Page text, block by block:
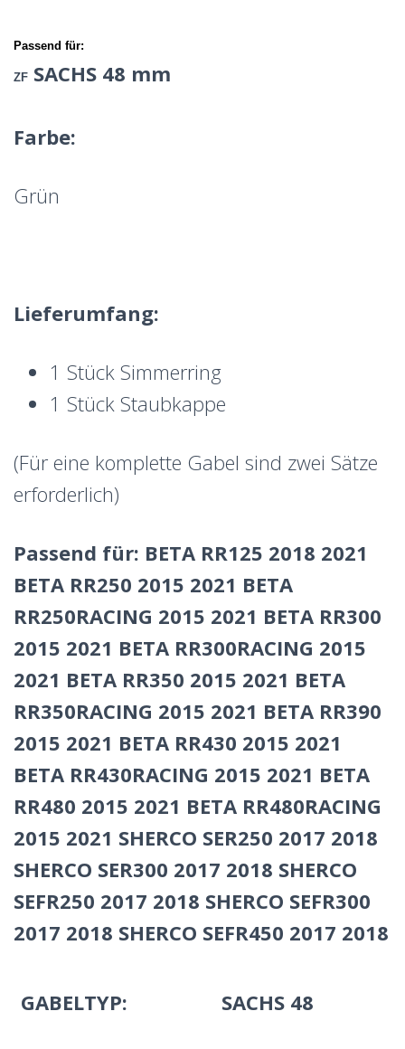
Passend für:
ZF SACHS 48 mm
Farbe:
Grün
Lieferumfang:
1 Stück Simmerring
1 Stück Staubkappe
(Für eine komplette Gabel sind zwei Sätze
erforderlich)
Passend für: BETA RR125 2018 2021
BETA RR250 2015 2021 BETA
RR250RACING 2015 2021 BETA RR300
2015 2021 BETA RR300RACING 2015
2021 BETA RR350 2015 2021 BETA
RR350RACING 2015 2021 BETA RR390
2015 2021 BETA RR430 2015 2021
BETA RR430RACING 2015 2021 BETA
RR480 2015 2021 BETA RR480RACING
2015 2021 SHERCO SER250 2017 2018
SHERCO SER300 2017 2018 SHERCO
SEFR250 2017 2018 SHERCO SEFR300
2017 2018 SHERCO SEFR450 2017 2018
GABELTYP: SACHS 48